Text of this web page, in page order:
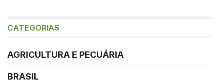
CATEGORIAS
AGRICULTURA E PECUÁRIA
BRASIL